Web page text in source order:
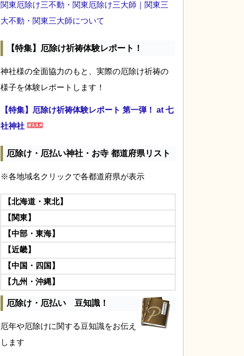
関東厄除け三不動・関東厄除け三大師｜関東三
大不動・関東三大師について
【特集】厄除け祈祷体験レポート！
神社様の全面協力のもと、実際の厄除け祈祷の
様子を体験レポートします！
【特集】厄除け祈祷体験レポート 第一弾！ at 七
社神社
厄除け・厄払い神社・お寺 都道府県リスト
※各地域名クリックで各都道府県が表示
【北海道・東北】
【関東】
【中部・東海】
【近畿】
【中国・四国】
【九州・沖縄】
厄除け・厄払い 豆知識！
厄年や厄除けに関する豆知識をお伝え
します